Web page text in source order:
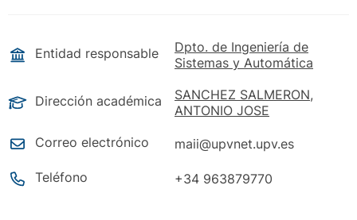
Entidad responsable
Dpto. de Ingeniería de
Sistemas y Automática
Dirección académica
SANCHEZ SALMERON,
ANTONIO JOSE
Correo electrónico maii@upvnet.upv.es
Teléfono +34 963879770